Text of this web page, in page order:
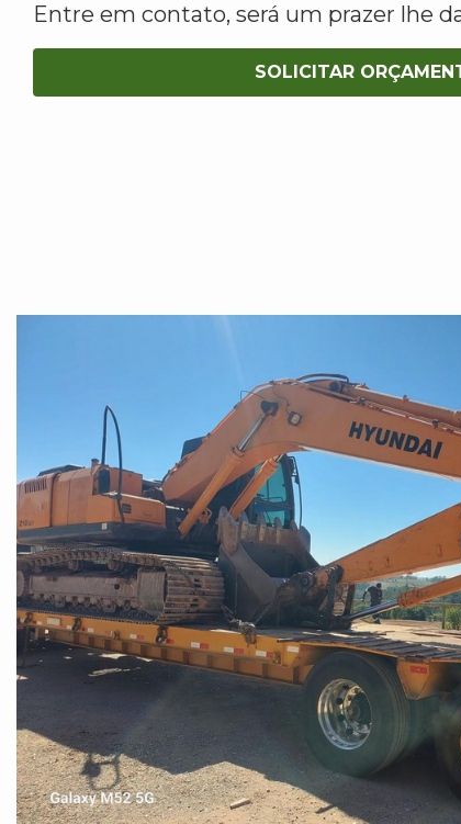
Entre em contato, será um prazer lhe
SOLICITAR